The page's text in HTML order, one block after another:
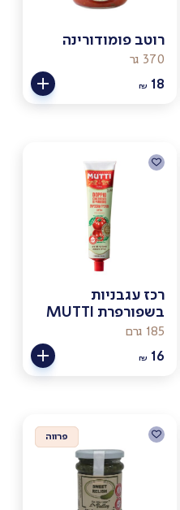
רוטב פומודורינה
370 גר
₪ 18
רכז עגבניות
בשפורפרת MUTTI
185 גרם
₪ 16
פרווה
פרווה